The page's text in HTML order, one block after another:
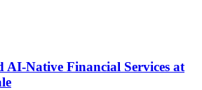
AI-Native Financial Services at